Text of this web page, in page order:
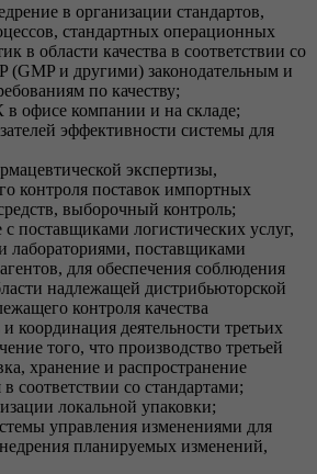
в организации стандартов,
стандартных операционных
в области качества в соответствии со
(GMP и другими) законодательным и
по качеству;
офисе компании и на складе;
эффективности системы для
экспертизы,
контроля поставок импортных
выборочный контроль;
поставщиками логистических услуг,
лабораториями, поставщиками
для обеспечения соблюдения
надлежащей дистрибьюторской
контроля качества
координация деятельности третьих
того, что производство третьей
хранение и распространение
соответствии со стандартами;
локальной упаковки;
управления изменениями для
планируемых изменений,